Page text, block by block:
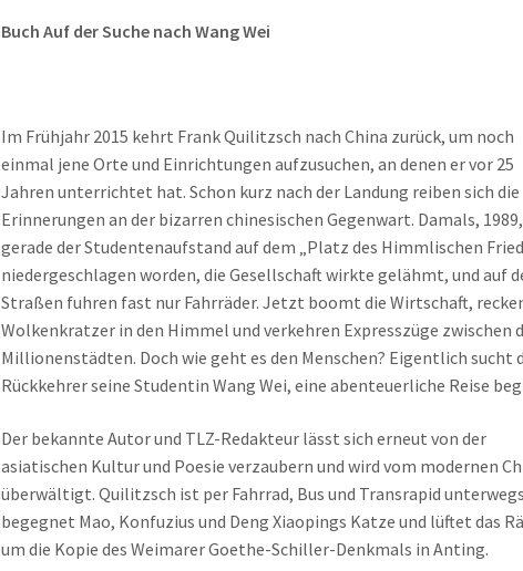
Buch Auf der Suche nach Wang Wei
Im Frühjahr 2015 kehrt Frank Quilitzsch nach China zurück, um noch
einmal jene Orte und Einrichtungen aufzusuchen, an denen er vor 25
Jahren unterrichtet hat. Schon kurz nach der Landung reiben sich die
Erinnerungen an der bizarren chinesischen Gegenwart. Damals,
gerade der Studentenaufstand auf dem „Platz des Himmlischen
niedergeschlagen worden, die Gesellschaft wirkte gelähmt, und auf
Straßen fuhren fast nur Fahrräder. Jetzt boomt die Wirtschaft,
Wolkenkratzer in den Himmel und verkehren Expresszüge zwischen
Millionenstädten. Doch wie geht es den Menschen? Eigentlich sucht
Rückkehrer seine Studentin Wang Wei, eine abenteuerliche Reise
Der bekannte Autor und TLZ-Redakteur lässt sich erneut von der
asiatischen Kultur und Poesie verzaubern und wird vom modernen
überwältigt. Quilitzsch ist per Fahrrad, Bus und Transrapid
begegnet Mao, Konfuzius und Deng Xiaopings Katze und lüftet das
um die Kopie des Weimarer Goethe-Schiller-Denkmals in Anting.